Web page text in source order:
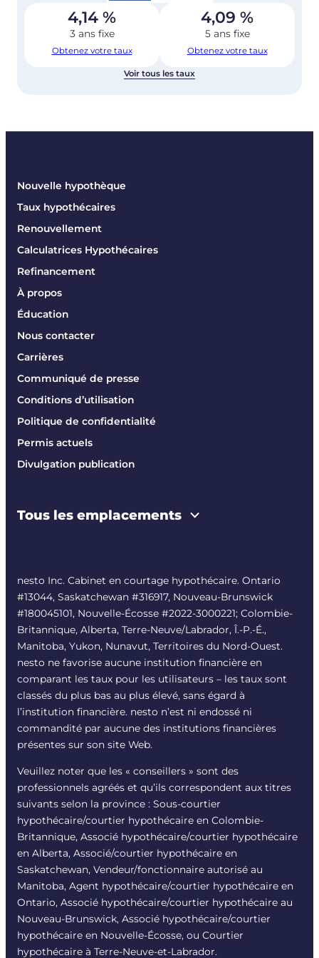
4,14 %
3 ans fixe
Obtenez votre taux
4,09 %
5 ans fixe
Obtenez votre taux
Voir tous les taux
Nouvelle hypothèque
Taux hypothécaires
Renouvellement
Calculatrices Hypothécaires
Refinancement
À propos
Éducation
Nous contacter
Carrières
Communiqué de presse
Conditions d’utilisation
Politique de confidentialité
Permis actuels
Divulgation publication
Tous les emplacements
nesto Inc. Cabinet en courtage hypothécaire. Ontario
#13044, Saskatchewan #316917, Nouveau-Brunswick
#180045101, Nouvelle-Écosse #2022-3000221; Colombie-
Britannique, Alberta, Terre-Neuve/Labrador, Î.-P.-É.,
Manitoba, Yukon, Nunavut, Territoires du Nord-Ouest.
nesto ne favorise aucune institution financière en
comparant les taux pour les utilisateurs – les taux sont
classés du plus bas au plus élevé, sans égard à
l’institution financière. nesto n’est ni endossé ni
commandité par aucune des institutions financières
présentes sur son site Web.
Veuillez noter que les « conseillers » sont des
professionnels agréés et qu’ils correspondent aux titres
suivants selon la province : Sous-courtier
hypothécaire/courtier hypothécaire en Colombie-
Britannique, Associé hypothécaire/courtier hypothécaire
en Alberta, Associé/courtier hypothécaire en
Saskatchewan, Vendeur/fonctionnaire autorisé au
Manitoba, Agent hypothécaire/courtier hypothécaire en
Ontario, Associé hypothécaire/courtier hypothécaire au
Nouveau-Brunswick, Associé hypothécaire/courtier
hypothécaire en Nouvelle-Écosse, ou Courtier
hypothécaire à Terre-Neuve-et-Labrador.